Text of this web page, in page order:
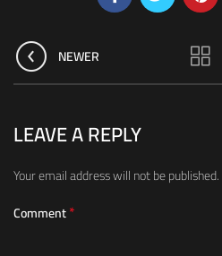
NEWER
LEAVE A REPLY
Your email address will not be published.
Comment*